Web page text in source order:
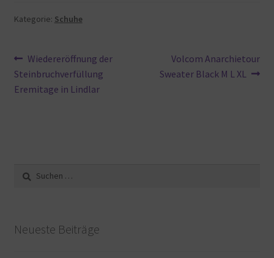
Kategorie: Schuhe
Beitragsnavigation
Vorheriger
Beitrag:
Wiedereröffnung der
Steinbruchverfüllung
Eremitage in Lindlar
Nächster
Beitrag:
Volcom Anarchietour
Sweater Black M L XL
Suche
nach:
Neueste Beiträge